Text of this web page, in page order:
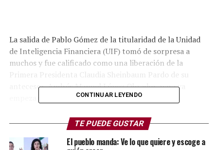
La salida de Pablo Gómez de la titularidad de la Unidad
de Inteligencia Financiera (UIF) tomó de sorpresa a
muchos y fue calificado como una liberación de la
Primera Presidenta Claudia Sheinbaum Pardo de su
antecesor, Andrés Manuel López Obrador, para ya
empezar a formar su propio equipo de trabajo.
CONTINUAR LEYENDO
TE PUEDE GUSTAR
El pueblo manda: Ve lo que quiere y escoge a